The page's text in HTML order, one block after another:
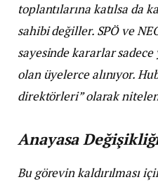
toplantılarına katılsa da
sahibi değiller. SPÖ ve
sayesinde kararlar
olan üyelerce alınıyor.
direktörleri” olarak
Anayasa
Bu görevin kaldırılması